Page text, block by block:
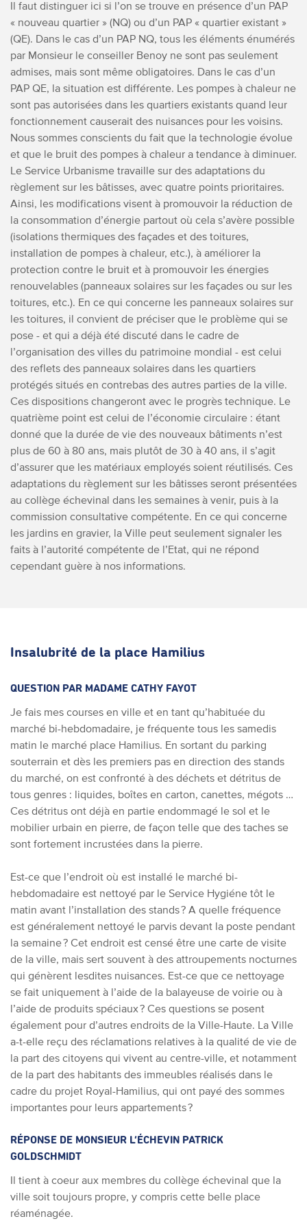
Il faut distinguer ici si l’on se trouve en présence d’un PAP
« nouveau quartier » (NQ) ou d’un PAP « quartier existant »
(QE). Dans le cas d’un PAP NQ, tous les éléments énumérés
par Monsieur le conseiller Benoy ne sont pas seulement
admises, mais sont même obligatoires. Dans le cas d’un
PAP QE, la situation est différente. Les pompes à chaleur ne
sont pas autorisées dans les quartiers existants quand leur
fonctionnement causerait des nuisances pour les voisins.
Nous sommes conscients du fait que la technologie évolue
et que le bruit des pompes à chaleur a tendance à diminuer.
Le Service Urbanisme travaille sur des adaptations du
règlement sur les bâtisses, avec quatre points prioritaires.
Ainsi, les modifications visent à promouvoir la réduction de
la consommation d’énergie partout où cela s’avère possible
(isolations thermiques des façades et des toitures,
installation de pompes à chaleur, etc.), à améliorer la
protection contre le bruit et à promouvoir les énergies
renouvelables (panneaux solaires sur les façades ou sur les
toitures, etc.). En ce qui concerne les panneaux solaires sur
les toitures, il convient de préciser que le problème qui se
pose - et qui a déjà été discuté dans le cadre de
l’organisation des villes du patrimoine mondial - est celui
des reflets des panneaux solaires dans les quartiers
protégés situés en contrebas des autres parties de la ville.
Ces dispositions changeront avec le progrès technique. Le
quatrième point est celui de l’économie circulaire : étant
donné que la durée de vie des nouveaux bâtiments n’est
plus de 60 à 80 ans, mais plutôt de 30 à 40 ans, il s’agit
d’assurer que les matériaux employés soient réutilisés. Ces
adaptations du règlement sur les bâtisses seront présentées
au collège échevinal dans les semaines à venir, puis à la
commission consultative compétente. En ce qui concerne
les jardins en gravier, la Ville peut seulement signaler les
faits à l’autorité compétente de l’Etat, qui ne répond
cependant guère à nos informations.
Insalubrité de la place Hamilius
QUESTION PAR MADAME CATHY FAYOT
Je fais mes courses en ville et en tant qu’habituée du
marché bi-hebdomadaire, je fréquente tous les samedis
matin le marché place Hamilius. En sortant du parking
souterrain et dès les premiers pas en direction des stands
du marché, on est confronté à des déchets et détritus de
tous genres : liquides, boîtes en carton, canettes, mégots …
Ces détritus ont déjà en partie endommagé le sol et le
mobilier urbain en pierre, de façon telle que des taches se
sont fortement incrustées dans la pierre.
Est-ce que l’endroit où est installé le marché bi-
hebdomadaire est nettoyé par le Service Hygiéne tôt le
matin avant l’installation des stands ? A quelle fréquence
est généralement nettoyé le parvis devant la poste pendant
la semaine ? Cet endroit est censé être une carte de visite
de la ville, mais sert souvent à des attroupements nocturnes
qui génèrent lesdites nuisances. Est-ce que ce nettoyage
se fait uniquement à l’aide de la balayeuse de voirie ou à
l’aide de produits spéciaux ? Ces questions se posent
également pour d’autres endroits de la Ville-Haute. La Ville
a-t-elle reçu des réclamations relatives à la qualité de vie de
la part des citoyens qui vivent au centre-ville, et notamment
de la part des habitants des immeubles réalisés dans le
cadre du projet Royal-Hamilius, qui ont payé des sommes
importantes pour leurs appartements ?
RÉPONSE DE MONSIEUR L’ÉCHEVIN PATRICK
GOLDSCHMIDT
Il tient à coeur aux membres du collège échevinal que la
ville soit toujours propre, y compris cette belle place
réaménagée.